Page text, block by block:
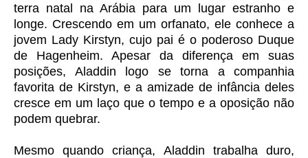
terra natal na Arábia para um lugar estranho e
longe. Crescendo em um orfanato, ele conhece a
jovem Lady Kirstyn, cujo pai é o poderoso Duque
de Hagenheim. Apesar da diferença em suas
posições, Aladdin logo se torna a companhia
favorita de Kirstyn, e a amizade de infância deles
cresce em um laço que o tempo e a oposição não
podem quebrar.
Mesmo quando criança, Aladdin trabalha duro,